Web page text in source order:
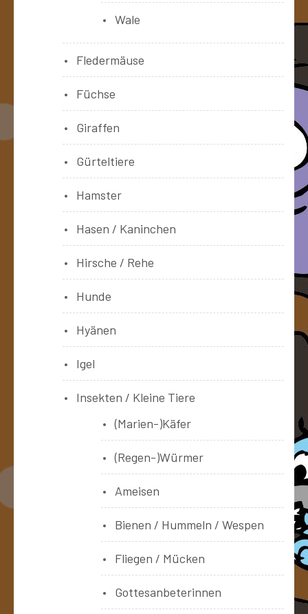
Wale
Fledermäuse
Füchse
Giraffen
Gürteltiere
Hamster
Hasen / Kaninchen
Hirsche / Rehe
Hunde
Hyänen
Igel
Insekten / Kleine Tiere
(Marien-)Käfer
(Regen-)Würmer
Ameisen
Bienen / Hummeln / Wespen
Fliegen / Mücken
Gottesanbeterinnen